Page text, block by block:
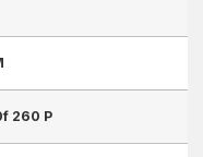
260 P